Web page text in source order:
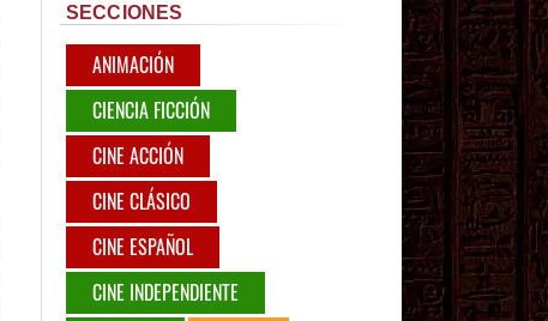
SECCIONES
ANIMACIÓN
CIENCIA FICCIÓN
CINE ACCIÓN
CINE CLÁSICO
CINE ESPAÑOL
CINE INDEPENDIENTE